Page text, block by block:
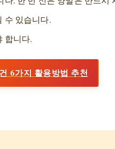
수 있습니다.
합니다.
6가지 활용방법 추천